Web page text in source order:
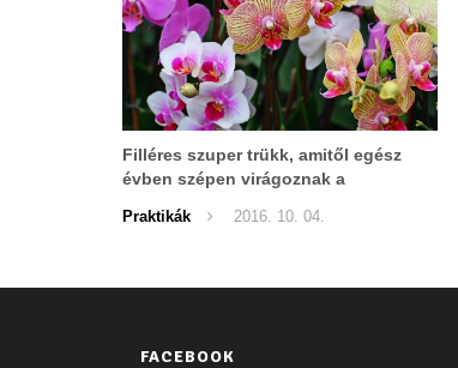
Filléres szuper trükk, amitől egész
évben szépen virágoznak a
Praktikák 2016. 10. 04.
FACEBOOK